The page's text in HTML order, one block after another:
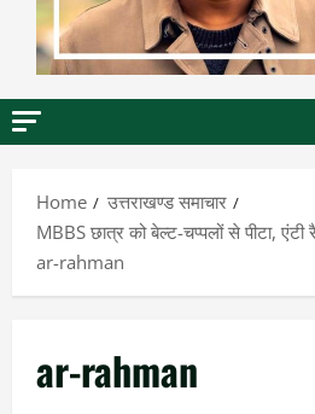
Home
उत्तराखण्ड समाचार
MBBS छात्र को बेल्ट-चप्पलों से पीटा,
ar-rahman
ar-rahman